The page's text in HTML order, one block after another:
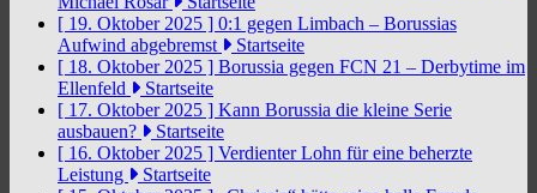
[ 19. Oktober 2025 ] 0:1 gegen Limbach – Borussias
Aufwind abgebremst
Startseite
[ 18. Oktober 2025 ] Borussia gegen FCN 21 – Derbytime im
Ellenfeld
Startseite
[ 17. Oktober 2025 ] Kann Borussia die kleine Serie
ausbauen?
Startseite
[ 16. Oktober 2025 ] Verdienter Lohn für eine beherzte
Leistung
Startseite